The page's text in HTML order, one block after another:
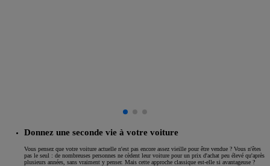
Donnez une seconde vie à votre voiture
Vous pensez que votre voiture actuelle n'est pas encore assez vieille pour être vendue ? Vous n'êtes
pas le seul : de nombreuses personnes ne cèdent leur voiture pour un prix d'achat peu élevé qu'après
plusieurs années, sans vraiment y penser. Mais cette approche classique est-elle si avantageuse ?